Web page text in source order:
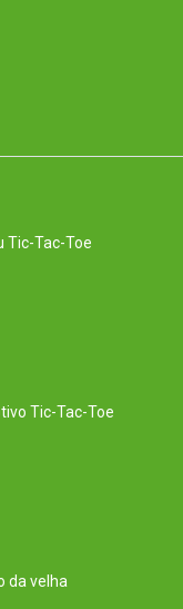
Tic-Tac-Toe
Tic-Tac-Toe
da velha